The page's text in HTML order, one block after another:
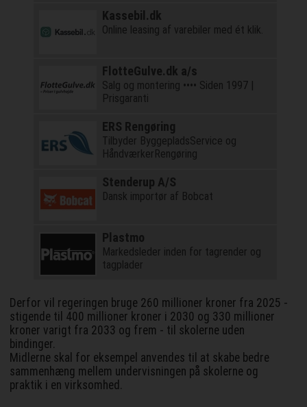
Kassebil.dk
Online leasing af varebiler med ét klik.
FlotteGulve.dk a/s
Salg og montering •••• Siden 1997 |
Prisgaranti
ERS Rengøring
Tilbyder ByggepladsService og
HåndværkerRengøring
Stenderup A/S
Dansk importør af Bobcat
Plastmo
Markedsleder inden for tagrender og
tagplader
Derfor vil regeringen bruge 260 millioner kroner fra 2025 -
stigende til 400 millioner kroner i 2030 og 330 millioner
kroner varigt fra 2033 og frem - til skolerne uden
bindinger.
Midlerne skal for eksempel anvendes til at skabe bedre
sammenhæng mellem undervisningen på skolerne og
praktik i en virksomhed.